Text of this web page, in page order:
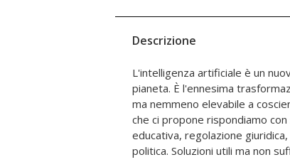
Descrizione
L'intelligenza artificiale è un
pianeta. È l'ennesima
ma nemmeno elevabile a
che ci propone rispondiamo
educativa, regolazione
politica. Soluzioni utili ma non
culturale all'idea di umano.
consolatorio, filosoficamente e
ai problemi tecnici troveremo
provocazioni intellettuali dovremo
culturale. Questo il compito a